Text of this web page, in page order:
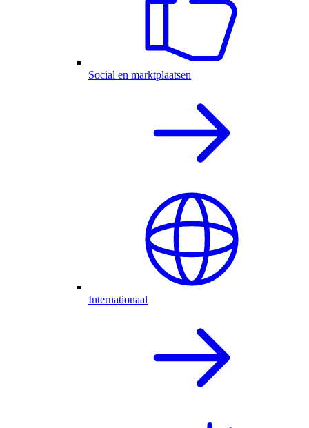
Social en marktplaatsen
Internationaal